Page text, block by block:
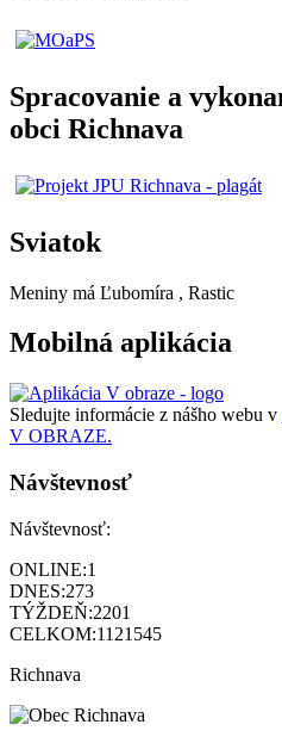
Spracovanie a
obci Richnava
Sviatok
Meniny má Ľubomíra , Rastic
Mobilná aplikácia
Sledujte informácie z nášho webu v
V OBRAZE.
Návštevnosť
Návštevnosť:
ONLINE:1
DNES:273
TÝŽDEŇ:2201
CELKOM:1121545
Richnava